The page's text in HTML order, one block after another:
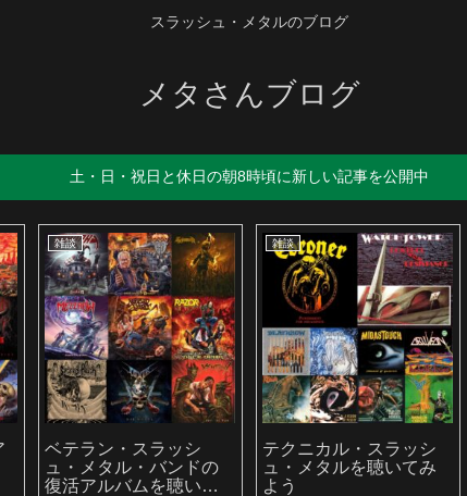
スラッシュ・メタルのブログ
メタさんブログ
土・日・祝日と休日の朝8時頃に新しい記事を公開中
雑談
ベテラン・スラッシ
ュ・メタル・バンドの
復活アルバムを聴いて
雑談
テクニカル・スラッシ
ュ・メタルを聴いてみ
よう